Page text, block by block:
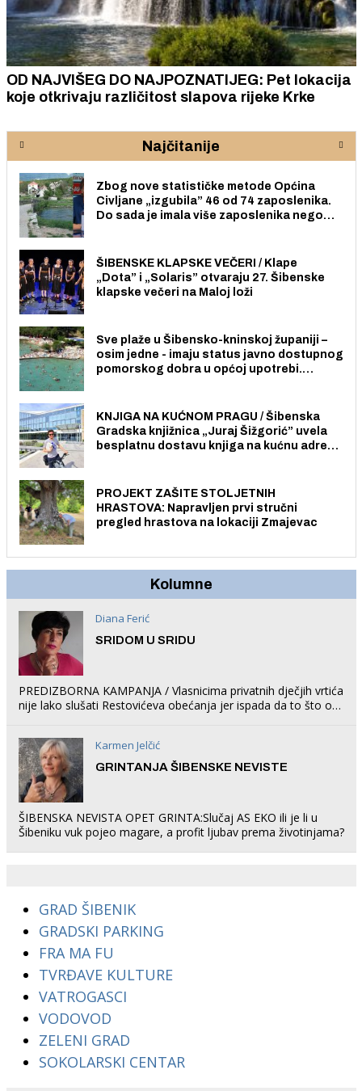
OD NAJVIŠEG DO NAJPOZNATIJEG: Pet lokacija
koje otkrivaju različitost slapova rijeke Krke
Najčitanije
Zbog nove statističke metode Općina
Civljane „izgubila” 46 od 74 zaposlenika.
Do sada je imala više zaposlenika nego
ŠIBENSKE KLAPSKE VEČERI / Klape
„Dota” i „Solaris” otvaraju 27. Šibenske
klapske večeri na Maloj loži
Sve plaže u Šibensko-kninskoj županiji –
osim jedne - imaju status javno dostupnog
pomorskog dobra u općoj upotrebi.
KNJIGA NA KUĆNOM PRAGU / Šibenska
Gradska knjižnica „Juraj Šižgorić” uvela
besplatnu dostavu knjiga na kućnu adresu
PROJEKT ZAŠITE STOLJETNIH
HRASTOVA: Napravljen prvi stručni
pregled hrastova na lokaciji Zmajevac
Kolumne
Diana Ferić
SRIDOM U SRIDU
PREDIZBORNA KAMPANJA / Vlasnicima privatnih dječjih vrtića
nije lako slušati Restovićeva obećanja jer ispada da to što oni
Karmen Jelčić
GRINTANJA ŠIBENSKE NEVISTE
ŠIBENSKA NEVISTA OPET GRINTA:Slučaj AS EKO ili je li u
Šibeniku vuk pojeo magare, a profit ljubav prema životinjama?
GRAD ŠIBENIK
GRADSKI PARKING
FRA MA FU
TVRĐAVE KULTURE
VATROGASCI
VODOVOD
ZELENI GRAD
SOKOLARSKI CENTAR